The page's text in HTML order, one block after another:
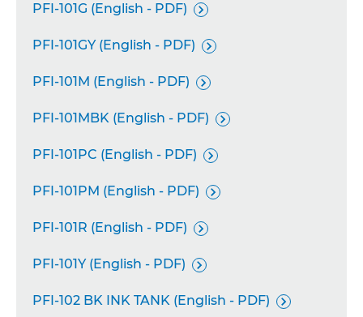
PFI-101G (English - PDF) 
PFI-101GY (English - PDF) 
PFI-101M (English - PDF) 
PFI-101MBK (English - PDF) 
PFI-101PC (English - PDF) 
PFI-101PM (English - PDF) 
PFI-101R (English - PDF) 
PFI-101Y (English - PDF) 
PFI-102 BK INK TANK (English - PDF) 